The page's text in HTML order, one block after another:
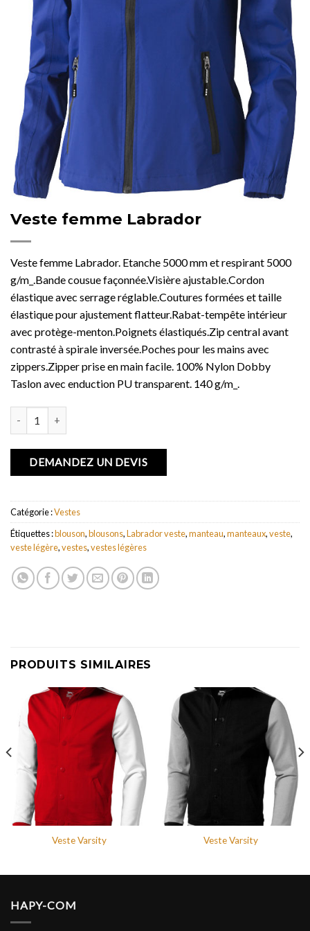
Veste femme Labrador
Veste femme Labrador. Etanche 5000 mm et respirant 5000
g/m_.Bande cousue façonnée.Visière ajustable.Cordon
élastique avec serrage réglable.Coutures formées et taille
élastique pour ajustement flatteur.Rabat-tempête intérieur
avec protège-menton.Poignets élastiqués.Zip central avant
contrasté à spirale inversée.Poches pour les mains avec
zippers.Zipper prise en main facile. 100% Nylon Dobby
Taslon avec enduction PU transparent. 140 g/m_.
DEMANDEZ UN DEVIS
Catégorie :Vestes
Étiquettes :blouson,blousons,Labrador veste,manteau,manteaux,veste,
veste légère,vestes,vestes légères
PRODUITS SIMILAIRES
Veste Varsity Veste Varsity
HAPY-COM